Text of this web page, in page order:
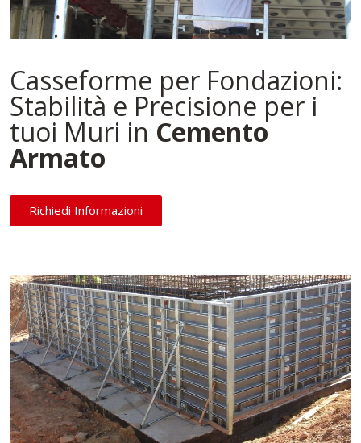
Casseforme per Fondazioni:
Stabilità e Precisione per i
tuoi Muri in Cemento
Armato
Richiedi Informazioni